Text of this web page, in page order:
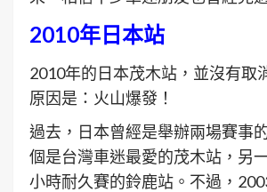
2010年日本站
2010年的日本茂木站，並沒有取
原因是：火山爆發！
過去，日本曾經是舉辦兩場賽事
個是台灣車迷最愛的茂木站，另
小時耐久賽的鈴鹿站。不過，